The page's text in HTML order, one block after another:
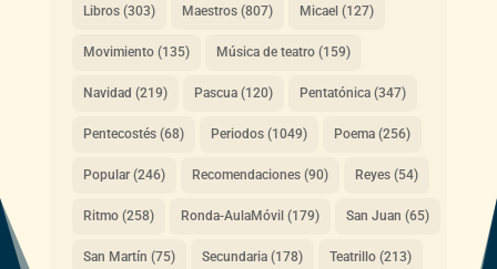
Libros(303) Maestros(807) Micael (127)
Movimiento(135) Música de teatro(159)
Navidad (219) Pascua(120) Pentatónica(347)
Pentecostés(68) Periodos(1049) Poema(256)
Popular(246) Recomendaciones(90) Reyes(54)
Ritmo(258) Ronda-AulaMóvil (179) San Juan (65)
San Martín (75) Secundaria(178) Teatrillo(213)